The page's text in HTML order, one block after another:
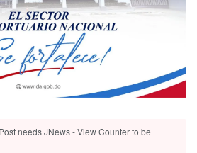
needs JNews - View Counter to be